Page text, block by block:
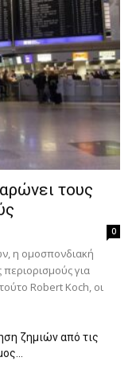
τους
0
η ομοσπονδιακή
για
Robert Koch, οι
ζημιών από τις